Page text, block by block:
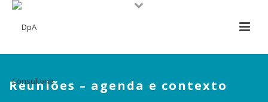
Reuniões – agenda e contexto